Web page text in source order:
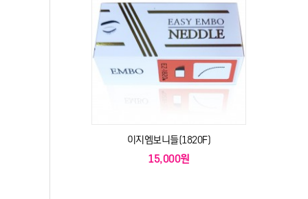
이지엠보니들(1820F)
15,000원